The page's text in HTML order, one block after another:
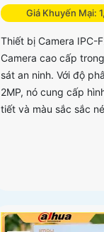
Giá Khuyến Mại:
Thiết bị Camera IPC-
Camera cao cấp
sát an ninh. Với độ
2MP, nó cung cấp
tiết và màu sắc sắc